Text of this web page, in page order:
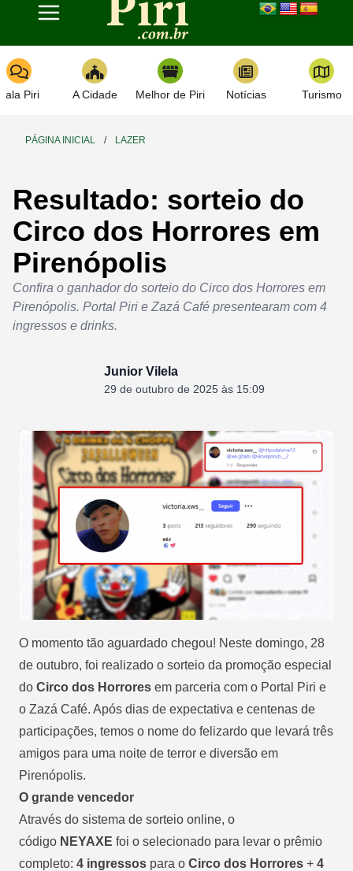
Toggle navigation
Piri A Cidade Melhor de Piri Notícias Turismo
PÁGINA INICIAL / LAZER
Resultado: sorteio do
Circo dos Horrores em
Pirenópolis
Confira o ganhador do sorteio do Circo dos Horrores em
Pirenópolis. Portal Piri e Zazá Café presentearam com 4
ingressos e drinks.
Junior Vilela
29 de outubro de 2025 às 15:09
O momento tão aguardado chegou! Neste domingo, 28
de outubro, foi realizado o sorteio da promoção especial
do Circo dos Horrores em parceria com o Portal Piri e
o Zazá Café. Após dias de expectativa e centenas de
participações, temos o nome do felizardo que levará três
amigos para uma noite de terror e diversão em
Pirenópolis.
O grande vencedor
Através do sistema de sorteio online, o
código NEYAXE foi o selecionado para levar o prêmio
completo: 4 ingressos para o Circo dos Horrores + 4